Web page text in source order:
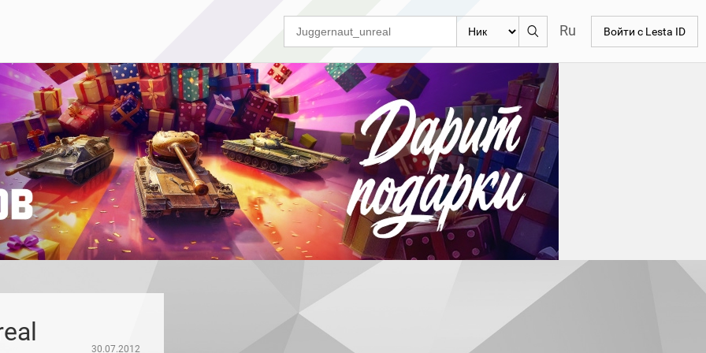
Ru Войти с Lesta ID
30.07.2012